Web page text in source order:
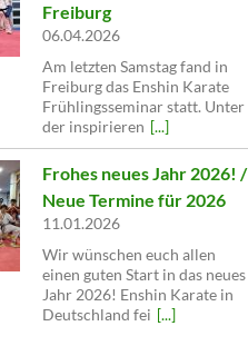
Freiburg
06.04.2026
Am letzten Samstag fand in
Freiburg das Enshin Karate
Frühlingsseminar statt. Unter
der inspirieren [...]
Frohes neues Jahr 2026! /
Neue Termine für 2026
11.01.2026
Wir wünschen euch allen
einen guten Start in das neues
Jahr 2026! Enshin Karate in
Deutschland fei [...]